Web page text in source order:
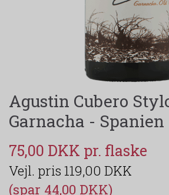
Agustin Cubero
Garnacha - Spanien
75,00 DKK
119,00 DKK
(spar 44,00 DKK)